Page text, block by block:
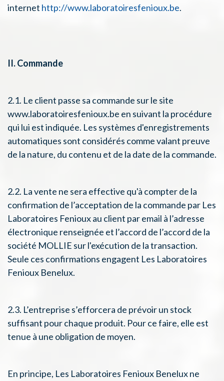
internet http://www.laboratoiresfenioux.be.
II. Commande
2.1. Le client passe sa commande sur le site
www.laboratoiresfenioux.be en suivant la procédure
qui lui est indiquée. Les systèmes d'enregistrements
automatiques sont considérés comme valant preuve
de la nature, du contenu et de la date de la commande.
2.2. La vente ne sera effective qu'à compter de la
confirmation de l’acceptation de la commande par Les
Laboratoires Fenioux au client par email à l’adresse
électronique renseignée et l’accord de l’accord de la
société MOLLIE sur l'exécution de la transaction.
Seule ces confirmations engagent Les Laboratoires
Fenioux Benelux.
2.3. L’entreprise s’efforcera de prévoir un stock
suffisant pour chaque produit. Pour ce faire, elle est
tenue à une obligation de moyen.
En principe, Les Laboratoires Fenioux Benelux ne